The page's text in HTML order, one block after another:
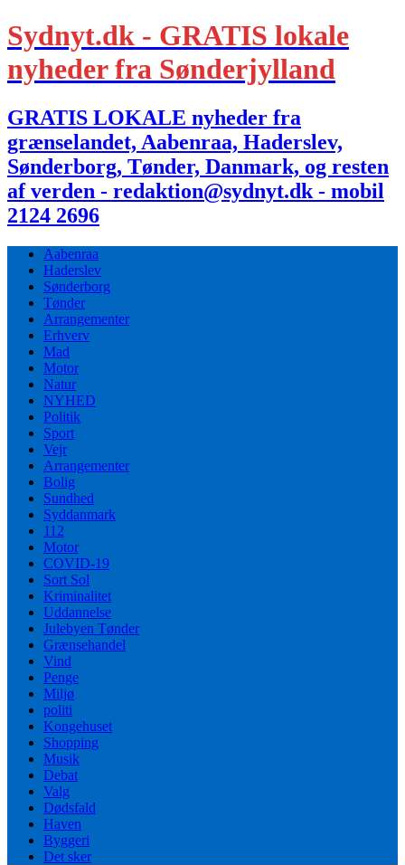
Sydnyt.dk - GRATIS lokale
nyheder fra Sønderjylland
GRATIS LOKALE nyheder fra
grænselandet, Aabenraa, Haderslev,
Sønderborg, Tønder, Danmark, og resten
af verden - redaktion@sydnyt.dk - mobil
2124 2696
Aabenraa
Haderslev
Sønderborg
Tønder
Arrangementer
Erhverv
Mad
Motor
Natur
NYHED
Politik
Sport
Vejr
Arrangementer
Bolig
Sundhed
Syddanmark
112
Motor
COVID-19
Sort Sol
Kriminalitet
Uddannelse
Julebyen Tønder
Grænsehandel
Vind
Penge
Miljø
politi
Kongehuset
Shopping
Musik
Debat
Valg
Dødsfald
Haven
Byggeri
Det sker